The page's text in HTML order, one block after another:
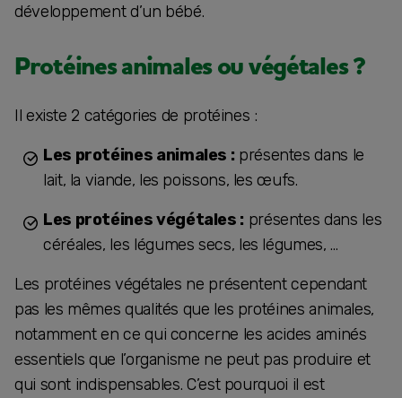
développement d’un bébé.
Protéines animales ou végétales ?
Il existe 2 catégories de protéines :
Les protéines animales : présentes dans le
lait, la viande, les poissons, les œufs.
Les protéines végétales : présentes dans les
céréales, les légumes secs, les légumes, …
Les protéines végétales ne présentent cependant
pas les mêmes qualités que les protéines animales,
notamment en ce qui concerne les acides aminés
essentiels que l’organisme ne peut pas produire et
qui sont indispensables. C’est pourquoi il est